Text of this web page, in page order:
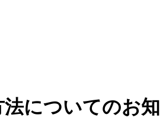
法についてのお知